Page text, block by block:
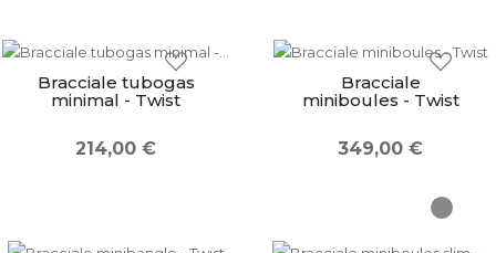
Bracciale tubogas
minimal - Twist
214,00 €
Bracciale
miniboules - Twist
349,00 €
Wishlist